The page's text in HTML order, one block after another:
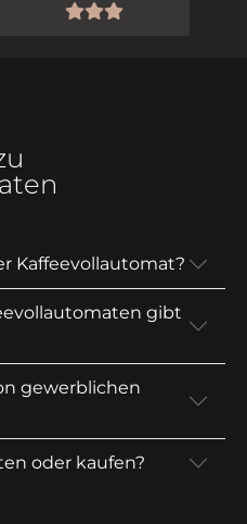
Kaffeevollautomat?
gibt
gewerblichen
oder kaufen?